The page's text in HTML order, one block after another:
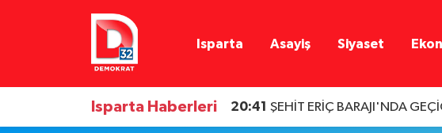
Isparta Asayiş Siyaset
Isparta Haberleri 20:41 ŞEHİT ERİÇ BARAJI'NDA
Isparta Nöbetçi Eczaneler
Isparta Hava Durumu